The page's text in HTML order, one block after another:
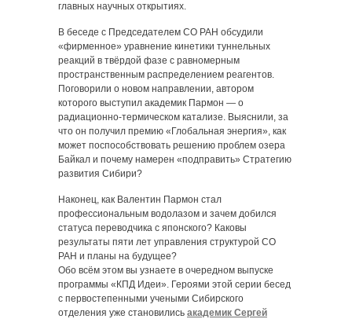
главных научных открытиях.
В беседе с Председателем СО РАН обсудили
«фирменное» уравнение кинетики туннельных
реакций в твёрдой фазе с равномерным
пространственным распределением реагентов.
Поговорили о новом направлении, автором
которого выступил академик Пармон — о
радиационно-термическом катализе. Выяснили, за
что он получил премию «Глобальная энергия», как
может поспособствовать решению проблем озера
Байкал и почему намерен «подправить» Стратегию
развития Сибири?
Наконец, как Валентин Пармон стал
профессиональным водолазом и зачем добился
статуса переводчика с японского? Каковы
результаты пяти лет управления структурой СО
РАН и планы на будущее?
Обо всём этом вы узнаете в очередном выпуске
программы «КПД Идеи». Героями этой серии бесед
с первостепенными учеными Сибирского
отделения уже становились академик Сергей